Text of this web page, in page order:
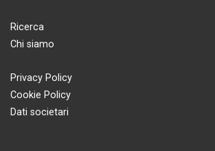
Ricerca
Chi siamo
Privacy Policy
Cookie Policy
Dati societari